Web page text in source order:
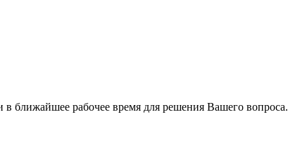
ближайшее рабочее время для решения Вашего вопроса.